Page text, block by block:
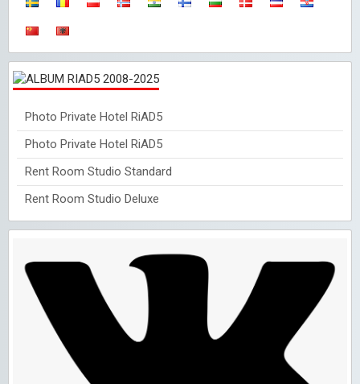
Photo Private Hotel RiAD5
Photo Private Hotel RiAD5
Rent Room Studio Standard
Rent Room Studio Deluxe